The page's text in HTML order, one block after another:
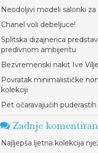
Neodoljivi modeli salonki
Chanel voli debeljuce!
Splitska dizajnerica
predivnom ambijentu
Bezvremenski nakit Ive
Povratak minimalističke
kolekciji
Pet očaravajućih
Zadnje
Najljepša ljetna kolekcija